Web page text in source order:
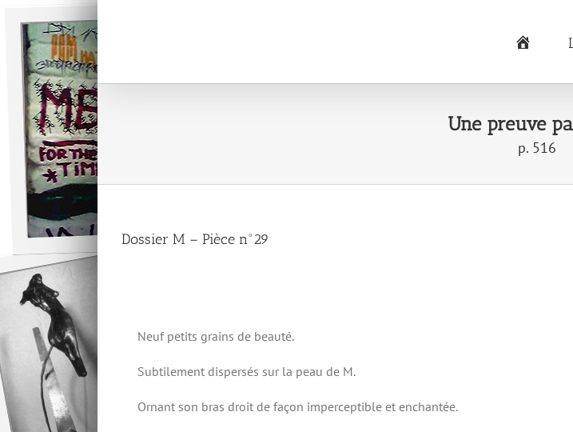
contenu
Une preuve
p. 516
Dossier M – Pièce n°29
Neuf petits grains de beauté.
Subtilement dispersés sur la peau de M.
Ornant son bras droit de façon imperceptible et enchantée.